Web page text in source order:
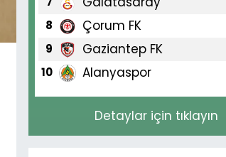
8 Çorum FK
9 Gaziantep FK
10 Alanyaspor
Detaylar için tıklayın